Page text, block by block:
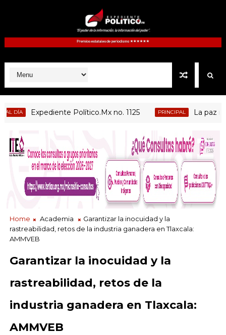
Expediente Político.Mx no. 1125 PRINCIPAL La paz no
Home Academia
Garantizar la inocuidad y la
rastreabilidad, retos de la industria ganadera en Tlaxcala:
AMMVEB
Garantizar la inocuidad y la
rastreabilidad, retos de la
industria ganadera en Tlaxcala:
AMMVEB